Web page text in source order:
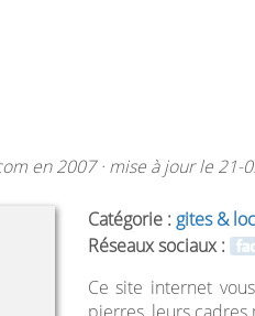
en 2007 · mise à jour le 21-
Catégorie : gites &
Réseaux sociaux :
Ce site internet